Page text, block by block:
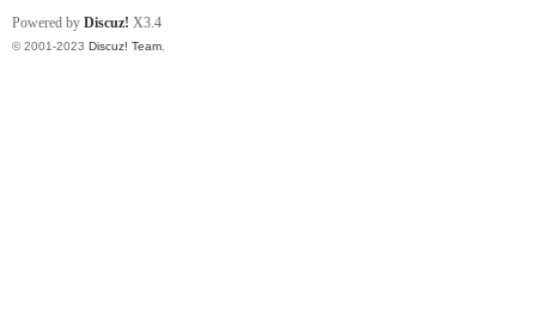
Powered by Discuz! X3.4
© 2001-2023 Discuz! Team